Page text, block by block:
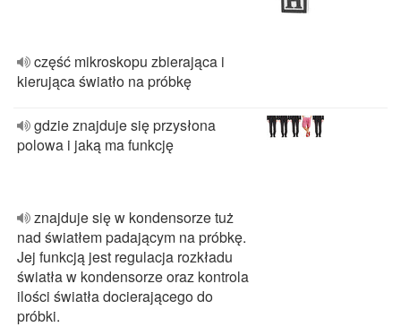
część mikroskopu zbierająca i
kierująca światło na próbkę
gdzie znajduje się przysłona
polowa i jaką ma funkcję
znajduje się w kondensorze tuż
nad światłem padającym na próbkę.
Jej funkcją jest regulacja rozkładu
światła w kondensorze oraz kontrola
ilości światła docierającego do
próbki.